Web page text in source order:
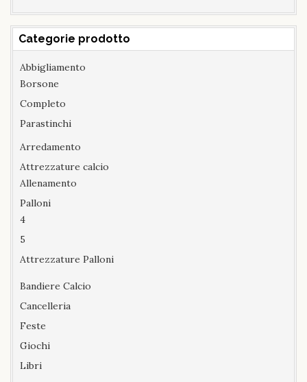
Categorie prodotto
Abbigliamento
Borsone
Completo
Parastinchi
Arredamento
Attrezzature calcio
Allenamento
Palloni
4
5
Attrezzature Palloni
Bandiere Calcio
Cancelleria
Feste
Giochi
Libri